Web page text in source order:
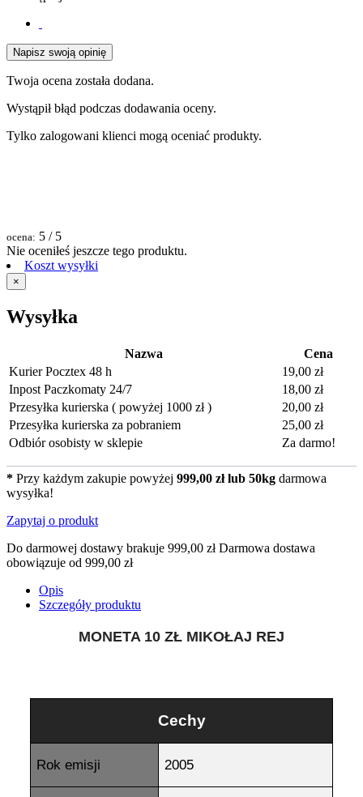
Napisz swoją opinię
Twoja ocena została dodana.
Wystąpił błąd podczas dodawania oceny.
Tylko zalogowani klienci mogą oceniać produkty.
ocena: 5 / 5
Nie oceniłeś jeszcze tego produktu.
Koszt wysyłki
×
Wysyłka
Nazwa
Cena
Kurier Pocztex 48 h
19,00 zł
Inpost Paczkomaty 24/7
18,00 zł
Przesyłka kurierska ( powyżej 1000 zł )
20,00 zł
Przesyłka kurierska za pobraniem
25,00 zł
Odbiór osobisty w sklepie
Za darmo!
* Przy każdym zakupie powyżej 999,00 zł lub 50kg darmowa
wysyłka!
Zapytaj o produkt
Do darmowej dostawy brakuje 999,00 złDarmowa dostawa
obowiązuje od 999,00 zł
Opis
Szczegóły produktu
MONETA 10 ZŁ MIKOŁAJ REJ
Cechy
Rok emisji 2005